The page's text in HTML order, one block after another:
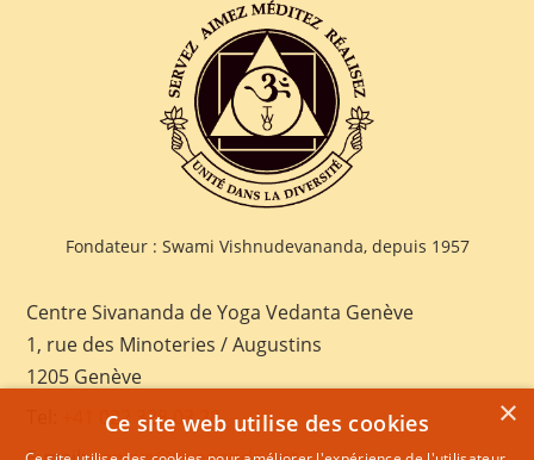
Fondateur : Swami Vishnudevananda, depuis 1957
Centre Sivananda de Yoga Vedanta Genève
1, rue des Minoteries / Augustins
1205 Genève
+41 022 328 03 28
×
Ce site web utilise des cookies